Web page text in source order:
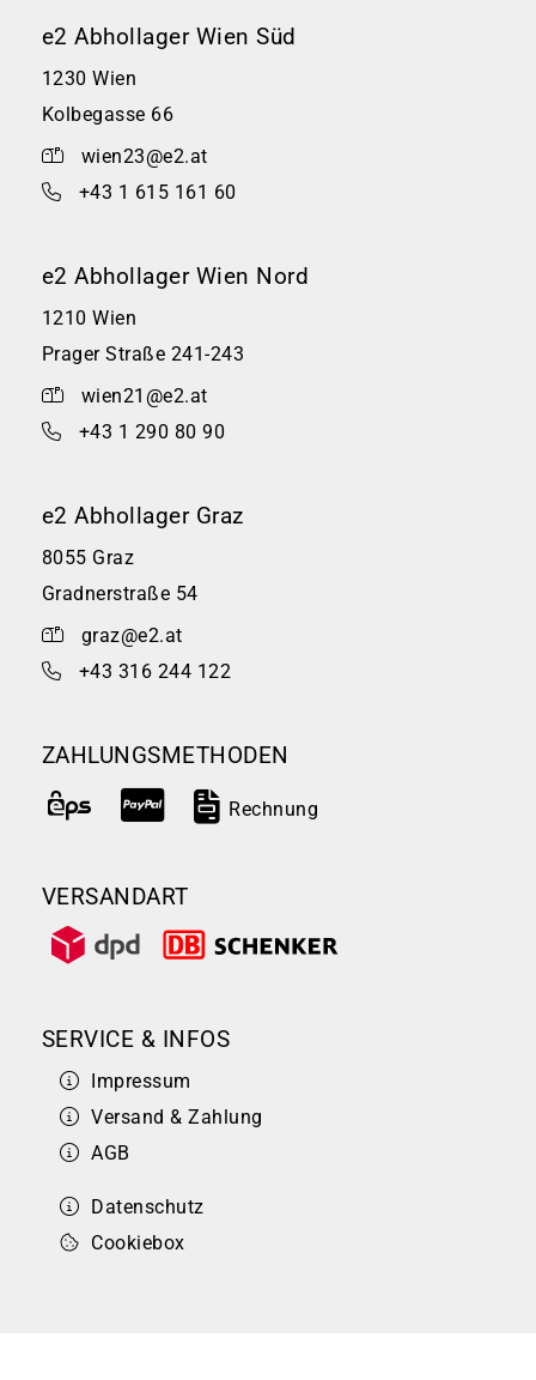
e2 Abhollager Wien Süd
1230 Wien
Kolbegasse 66
wien23@e2.at
+43 1 615 161 60
e2 Abhollager Wien Nord
1210 Wien
Prager Straße 241-243
wien21@e2.at
+43 1 290 80 90
e2 Abhollager Graz
8055 Graz
Gradnerstraße 54
graz@e2.at
+43 316 244 122
ZAHLUNGSMETHODEN
Rechnung
VERSANDART
SERVICE & INFOS
Impressum
Versand & Zahlung
AGB
Datenschutz
Cookiebox